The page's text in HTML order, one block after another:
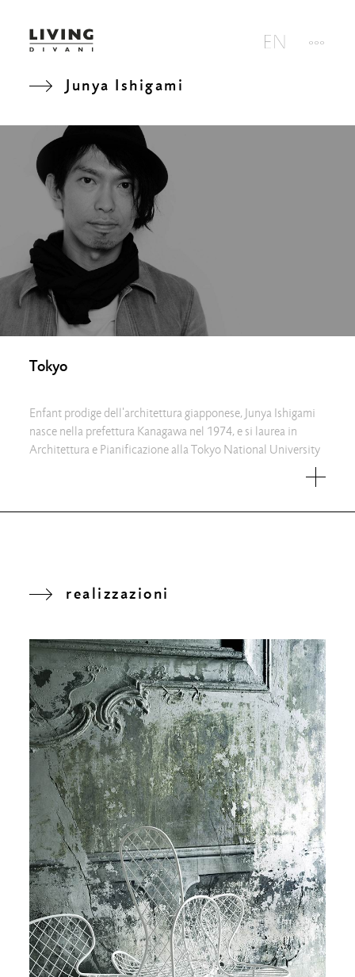
Junya Ishigami
Tokyo
Enfant prodige dell'architettura giapponese, Junya Ishigami
nasce nella prefettura Kanagawa nel 1974, e si laurea in
Architettura e Pianificazione alla Tokyo National University
realizzazioni